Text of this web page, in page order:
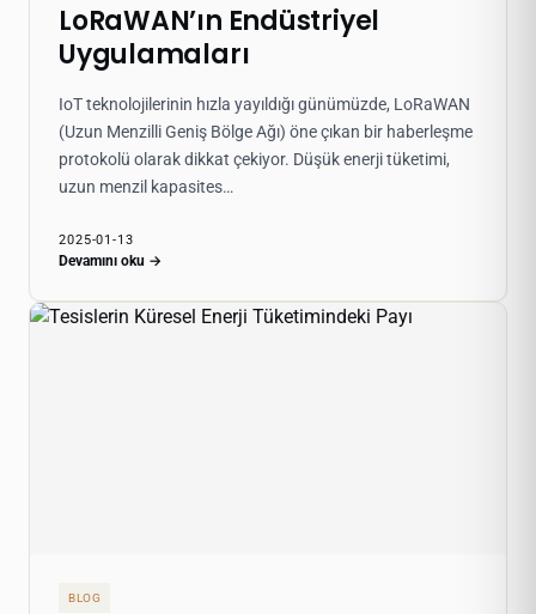
LoRaWAN’ın Endüstriyel
Uygulamaları
IoT teknolojilerinin hızla yayıldığı günümüzde, LoRaWAN
(Uzun Menzilli Geniş Bölge Ağı) öne çıkan bir haberleşme
protokolü olarak dikkat çekiyor. Düşük enerji tüketimi,
uzun menzil kapasites…
2025-01-13
Devamını oku →
BLOG